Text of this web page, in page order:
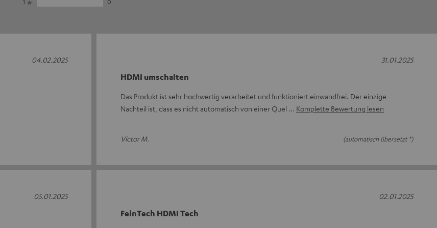
1
0
04.02.2025
HDMI umschalten
Das Produkt ist sehr hochwertig verarbeitet und funktioniert einwandfrei. Der einzige
Nachteil ist, dass es nicht automatisch von einer Quel
Komplette Bewertung lesen
Victor M. (automatisch übersetzt *)
31.01.2025
05.01.2025
FeinTech HDMI Tech
02.01.2025